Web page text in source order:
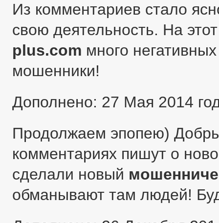
Из комментариев стало
свою деятельность. На
plus.com много
мошенники!
Дополнено: 27 Мая 2014
Продолжаем эпопею)
комментариях пишут о
сделали новый
обманывают там людей!